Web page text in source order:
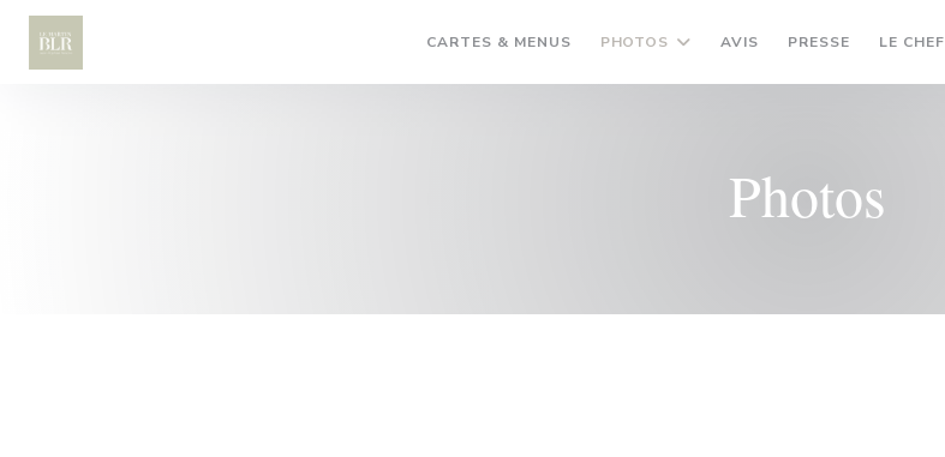
Personnalisation de vos choix en matière de cookies
CARTES & MENUS PHOTOS AVIS PRESSE LE CHEF
Photos